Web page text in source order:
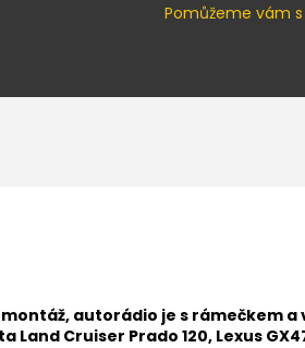
Pomůžeme vám
autorádio je s rámečkem
Land Cruiser Prado 120, Lexus